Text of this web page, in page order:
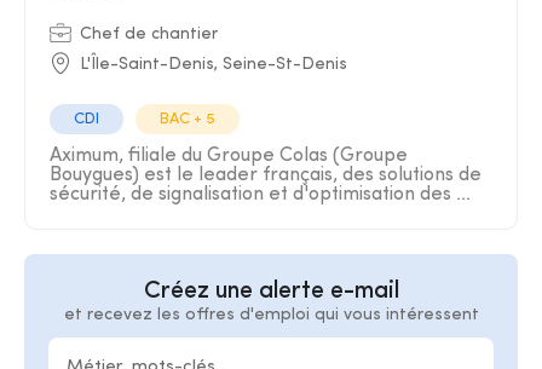
Chef de chantier
L'Île-Saint-Denis, Seine-St-Denis
CDI BAC + 5
Aximum, filiale du Groupe Colas (Groupe
Bouygues) est le leader français, des solutions de
sécurité, de signalisation et d'optimisation des ...
Créez une alerte e-mail
et recevez les offres d'emploi qui vous intéressent